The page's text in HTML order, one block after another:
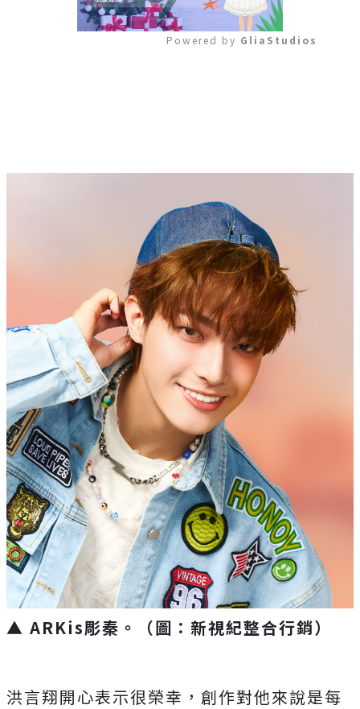
Powered by GliaStudios
▲ ARKis彫秦。（圖：新視紀整合行銷）
洪言翔開心表示很榮幸，創作對他來說是每